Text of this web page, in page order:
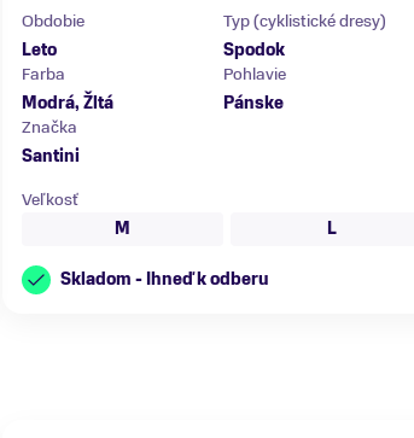
Obdobie
Leto
Typ (cyklistické dresy)
Spodok
Farba
Modrá, Žltá
Pohlavie
Pánske
Značka
Santini
Veľkosť
M
L
Skladom - Ihneď k odberu